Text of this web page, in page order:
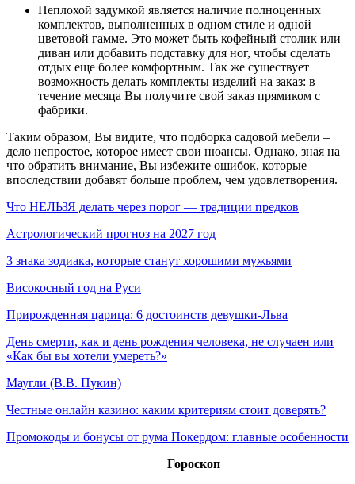
Неплохой задумкой является наличие полноценных
комплектов, выполненных в одном стиле и одной
цветовой гамме. Это может быть кофейный столик или
диван или добавить подставку для ног, чтобы сделать
отдых еще более комфортным. Так же существует
возможность делать комплекты изделий на заказ: в
течение месяца Вы получите свой заказ прямиком с
фабрики.
Таким образом, Вы видите, что подборка садовой мебели –
дело непростое, которое имеет свои нюансы. Однако, зная на
что обратить внимание, Вы избежите ошибок, которые
впоследствии добавят больше проблем, чем удовлетворения.
Что НЕЛЬЗЯ делать через порог — традиции предков
Астрологический прогноз на 2027 год
3 знака зодиака, которые станут хорошими мужьями
Високосный год на Руси
Прирожденная царица: 6 достоинств девушки-Льва
День смерти, как и день рождения человека, не случаен или
«Как бы вы хотели умереть?»
Маугли (В.В. Пукин)
Честные онлайн казино: каким критериям стоит доверять?
Промокоды и бонусы от рума Покердом: главные особенности
Гороскоп